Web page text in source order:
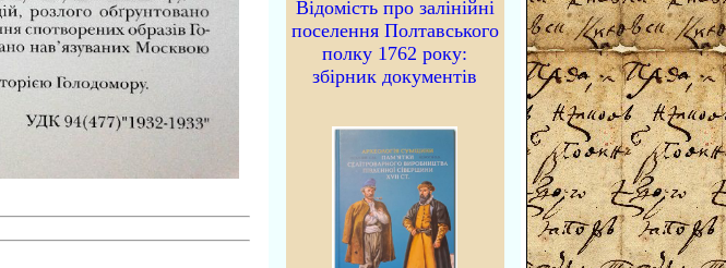
Відомість про залінійні
поселення Полтавського
полку 1762 року:
збірник документів